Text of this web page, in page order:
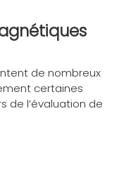
de nombreux
certaines
de l’évaluation de